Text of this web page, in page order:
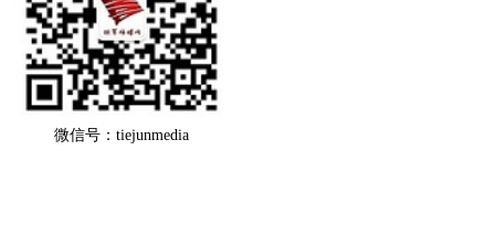
微信号：tiejunmedia